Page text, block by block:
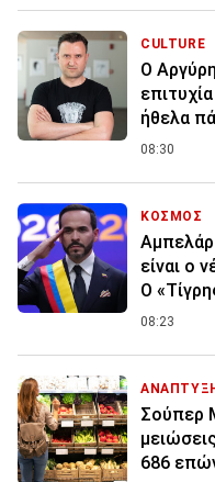
CULTURE
Ο
ήθελα
08:30
ΚΟΣΜΟΣ
είναι ο
Ο
08:23
Σούπερ
686